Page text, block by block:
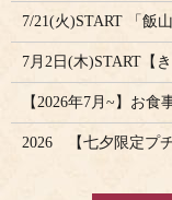
7/21(火)START 「飯
7月2日(木)START【
【2026年7月~】お
2026 【七夕限定プ